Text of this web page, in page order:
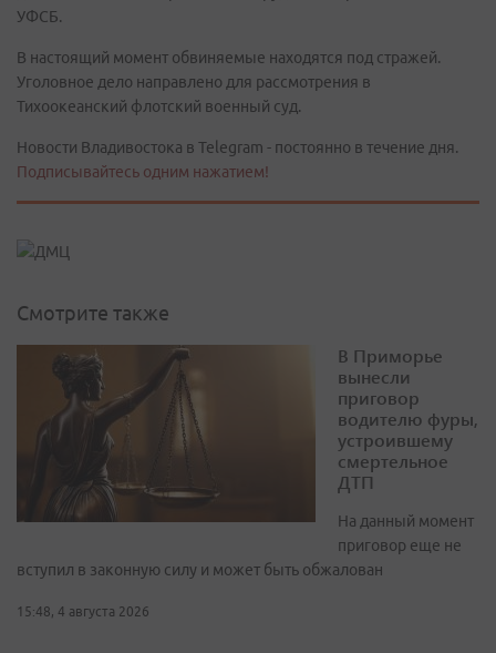
УФСБ.
В настоящий момент обвиняемые находятся под стражей.
Уголовное дело направлено для рассмотрения в
Тихоокеанский флотский военный суд.
Новости Владивостока в Telegram - постоянно в течение дня.
Подписывайтесь одним нажатием!
Смотрите также
В Приморье
вынесли
приговор
водителю фуры,
устроившему
смертельное
ДТП
На данный момент
приговор еще не
вступил в законную силу и может быть обжалован
15:48, 4 августа 2026